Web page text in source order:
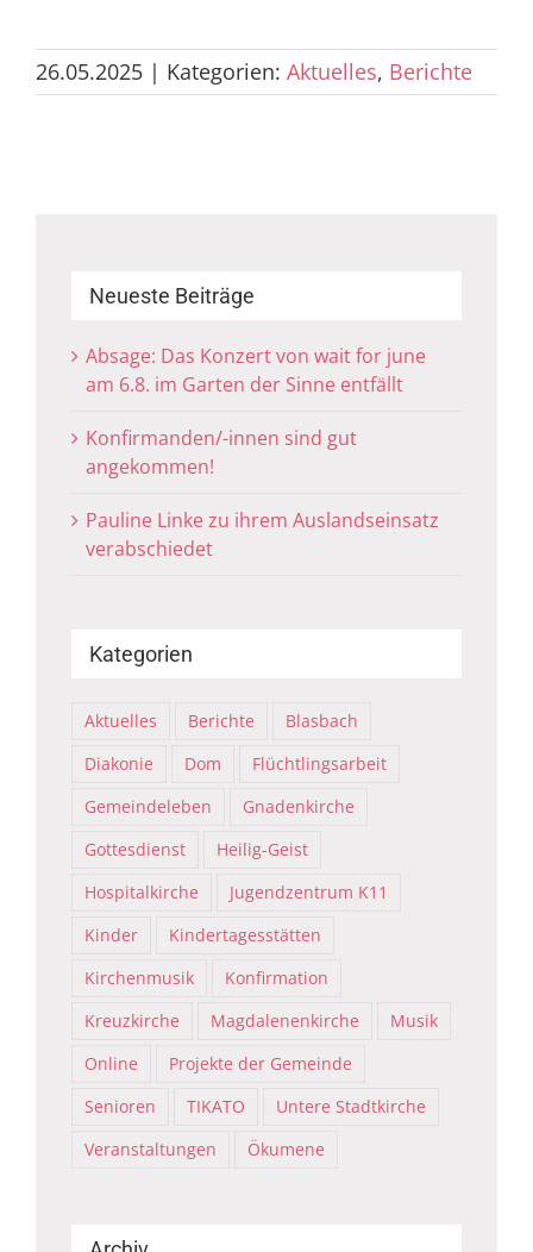
26.05.2025 | Kategorien: Aktuelles, Berichte
Neueste Beiträge
Absage: Das Konzert von wait for june
am 6.8. im Garten der Sinne entfällt
Konfirmanden/-innen sind gut
angekommen!
Pauline Linke zu ihrem Auslandseinsatz
verabschiedet
Kategorien
Aktuelles Berichte
Blasbach
Diakonie
Dom
Flüchtlingsarbeit
Gemeindeleben
Gnadenkirche
Gottesdienst
Heilig-Geist
Hospitalkirche
Jugendzentrum K11
Kinder
Kindertagesstätten
Kirchenmusik
Konfirmation
Kreuzkirche
Magdalenenkirche
Musik
Online
Projekte der Gemeinde
Senioren
TIKATO
Untere Stadtkirche
Veranstaltungen
Ökumene